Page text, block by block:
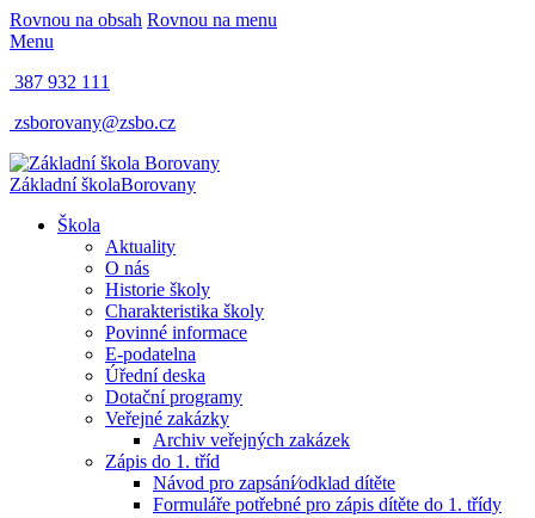
Rovnou na obsah Rovnou na menu
Menu
387 932 111
zsborovany@zsbo.cz
Základní školaBorovany
Škola
Aktuality
O nás
Historie školy
Charakteristika školy
Povinné informace
E-podatelna
Úřední deska
Dotační programy
Veřejné zakázky
Archiv veřejných zakázek
Zápis do 1. tříd
Návod pro zapsání⁄odklad dítěte
Formuláře potřebné pro zápis dítěte do 1. třídy